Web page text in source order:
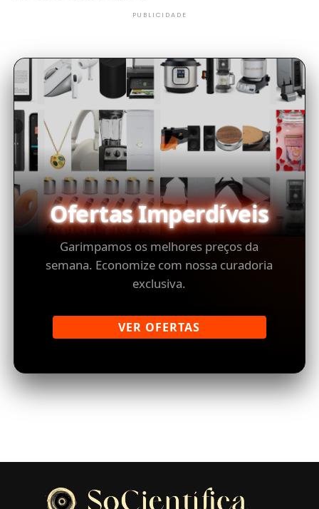
PUBLICIDADE
Ofertas Imperdíveis
Garimpamos os melhores preços da
semana. Economize com nossa curadoria
exclusiva.
VER OFERTAS